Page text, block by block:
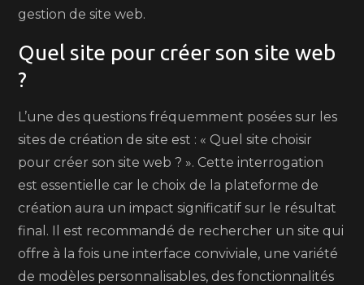
gestion de site web.
Quel site pour créer son site web
?
L’une des questions fréquemment posées sur les
sites de création de site est : « Quel site choisir
pour créer son site web ? ». Cette interrogation
est essentielle car le choix de la plateforme de
création aura un impact significatif sur le résultat
final. Il est recommandé de rechercher un site qui
offre à la fois une interface conviviale, une variété
de modèles personnalisables, des fonctionnalités